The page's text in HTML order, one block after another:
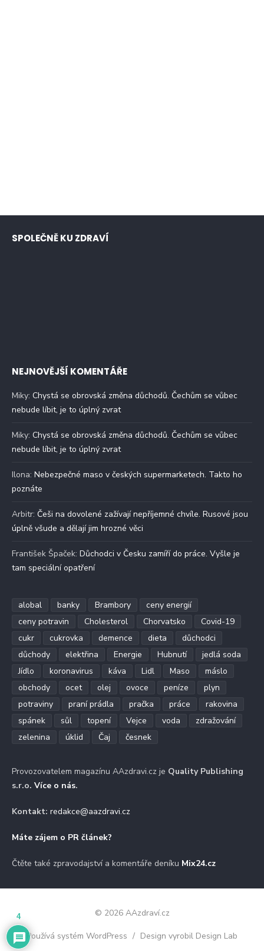
SPOLEČNĚ KU ZDRAVÍ
NEJNOVĚJŠÍ KOMENTÁŘE
Miky: Chystá se obrovská změna důchodů. Čechům se vůbec
nebude líbit, je to úplný zvrat
Miky: Chystá se obrovská změna důchodů. Čechům se vůbec
nebude líbit, je to úplný zvrat
Ilona: Nebezpečné maso v českých supermarketech. Takto ho
poznáte
Arbitr: Češi na dovolené zažívají nepříjemné chvíle. Rusové jsou
úplně všude a dělají jim hrozné věci
František Špaček: Důchodci v Česku zamíří do práce. Vyšle je
tam speciální opatření
alobal banky Brambory
ceny energií
ceny potravin
Cholesterol Chorvatsko
Covid-19
cukr
cukrovka demence dieta
důchodci
důchody
elektřina Energie Hubnutí
jedlá soda
Jídlo
koronavirus káva Lidl Maso
máslo
obchody
ocet olej ovoce peníze
plyn
potraviny
praní prádla pračka práce
rakovina
spánek
sůl topení Vejce voda
zdražování
zelenina
úklid Čaj česnek
Provozovatelem magazínu AAzdravi.cz je Quality Publishing
s.r.o. Více o nás.
Kontakt: redakce@aazdravi.cz
Máte zájem o PR článek?
Čtěte také zpravodajství a komentáře deníku Mix24.cz
© 2026 AAzdraví.cz
Používá systém WordPress / Design vyrobil Design Lab
4